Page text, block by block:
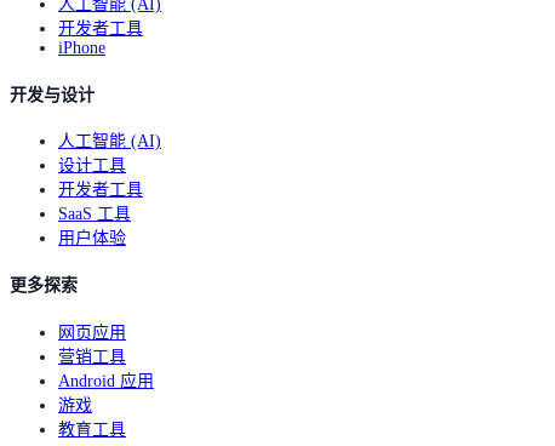
人工智能 (AI)
开发者工具
iPhone
开发与设计
人工智能 (AI)
设计工具
开发者工具
SaaS 工具
用户体验
更多探索
网页应用
营销工具
Android 应用
游戏
教育工具